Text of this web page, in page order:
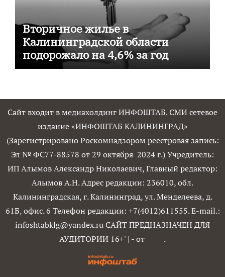
Вторичное жилье в
Калининградской области
подорожало на 4,6% за год
Сайт входит в медиахолдинг ИНФОШТАБ. СМИ сетевое
издание «ИНФОШТАБ КАЛИНИНГРАД»
(Зарегистрировано Роскомнадзором реестровая запись:
Эл № ФС77-88578 от 29 октября 2024 г.) Учредитель:
ИП Алымов Александр Николаевич, Главный редактор:
Алымов А.Н. Адрес редакции: 236010, обл.
Калининградская, г. Калининград, ул. Менделеева, д.
61Б, офис. 6 Телефон редакции: +7(4012)611555. E-mail.:
infoshtabklg@yandex.ru САЙТ ПРЕДНАЗНАЧЕН ДЛЯ
АУДИТОРИИ 16+' | - от .